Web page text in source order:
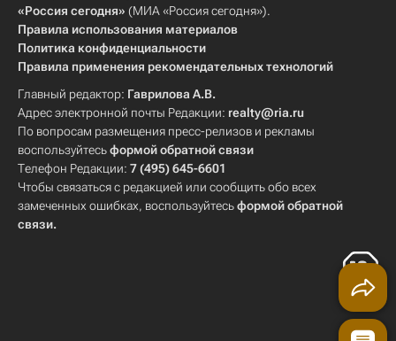
«Россия сегодня» (МИА «Россия сегодня»).
Правила использования материалов
Политика конфиденциальности
Правила применения рекомендательных технологий
Главный редактор: Гаврилова А.В.
Адрес электронной почты Редакции: realty@ria.ru
По вопросам размещения пресс-релизов и рекламы
воспользуйтесьформой обратной связи
Телефон Редакции: 7 (495) 645-6601
Чтобы связаться с редакцией или сообщить обо всех
замеченных ошибках, воспользуйтесьформой обратной
связи.